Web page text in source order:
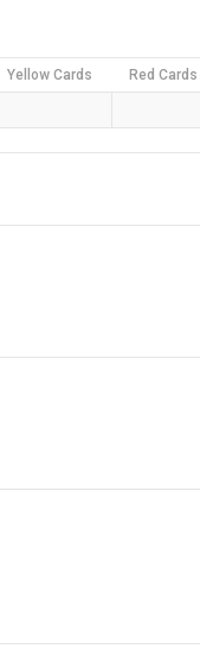
Yellow Cards Red Cards